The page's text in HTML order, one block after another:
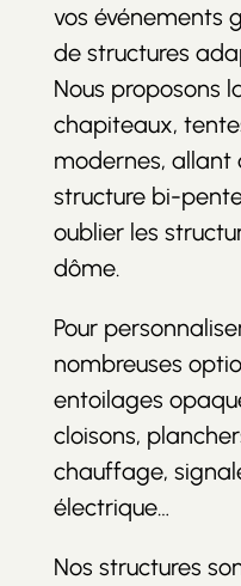
vos événements
de structures
Nous proposons
chapiteaux,
modernes, allant
structure bi-
oublier les
dôme.
Pour
nombreuses
entoilages
cloisons,
chauffage,
électrique…
Nos structures